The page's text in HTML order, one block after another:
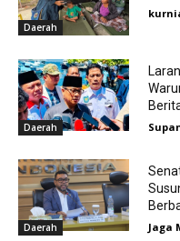
Daerah
Daerah
Daerah Jaga